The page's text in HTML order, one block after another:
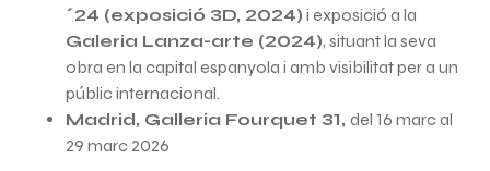
´24 (exposició 3D, 2024) i exposició a la
Galeria Lanza-arte (2024), situant la seva
obra en la capital espanyola i amb visibilitat per a un
públic internacional.
Madrid, Galleria Fourquet 31, del 16 marc al
29 marc 2026